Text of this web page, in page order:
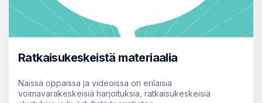
Ratkaisukeskeistä materiaalia
Näissä oppaissa ja videoissa on erilaisia
voimavarakeskeisiä harjoituksia, ratkaisukeskeisiä